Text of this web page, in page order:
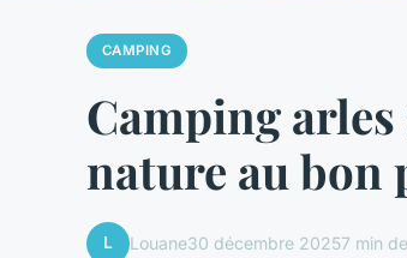
CAMPING
Camping
nature au bon
L Louane30 décembre 20257 min